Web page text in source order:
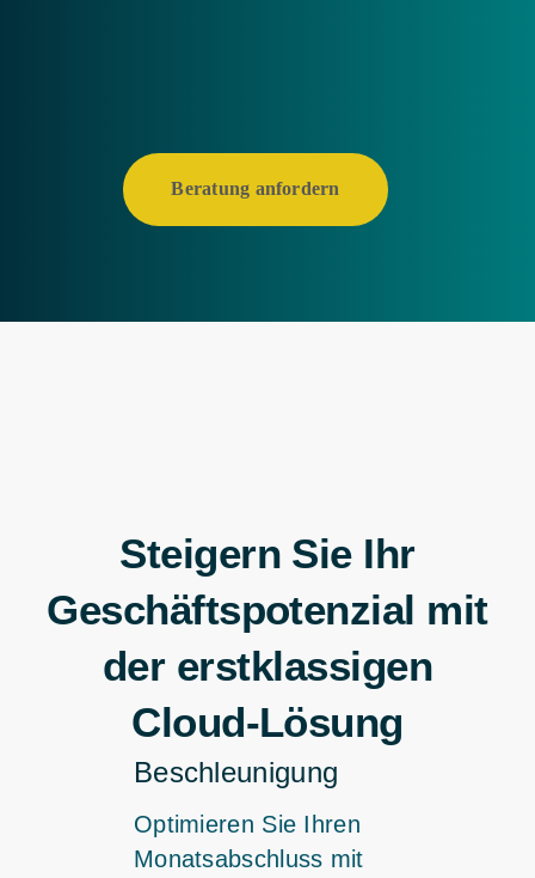
Beratung anfordern
Steigern Sie Ihr
Geschäftspotenzial mit
der erstklassigen
Cloud-Lösung
Beschleunigung
Optimieren Sie Ihren
Monatsabschluss mit